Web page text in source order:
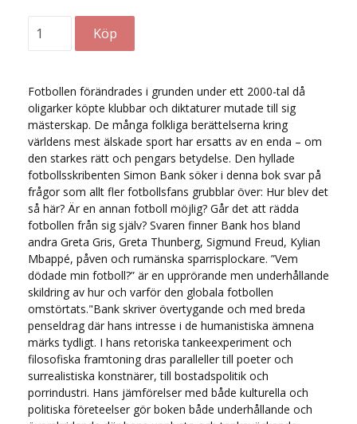
Fotbollen förändrades i grunden under ett 2000-tal då
oligarker köpte klubbar och diktaturer mutade till sig
mästerskap. De många folkliga berättelserna kring
världens mest älskade sport har ersatts av en enda – om
den starkes rätt och pengars betydelse. Den hyllade
fotbollsskribenten Simon Bank söker i denna bok svar på
frågor som allt fler fotbollsfans grubblar över: Hur blev det
så här? Är en annan fotboll möjlig? Går det att rädda
fotbollen från sig själv? Svaren finner Bank hos bland
andra Greta Gris, Greta Thunberg, Sigmund Freud, Kylian
Mbappé, påven och rumänska sparrisplockare. ”Vem
dödade min fotboll?” är en upprörande men underhållande
skildring av hur och varför den globala fotbollen
omstörtats."Bank skriver övertygande och med breda
penseldrag där hans intresse i de humanistiska ämnena
märks tydligt. I hans retoriska tankeexperiment och
filosofiska framtoning dras paralleller till poeter och
surrealistiska konstnärer, till bostadspolitik och
porrindustri. Hans jämförelser med både kulturella och
politiska företeelser gör boken både underhållande och